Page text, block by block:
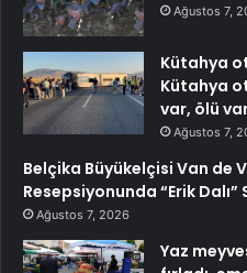
Ağustos 7,
Kütahya
Kütahya
var, ölü
Ağustos 7,
Belçika Büyükelçisi Van de
Resepsiyonunda “Erik Dalı”
Ağustos 7, 2026
Yaz